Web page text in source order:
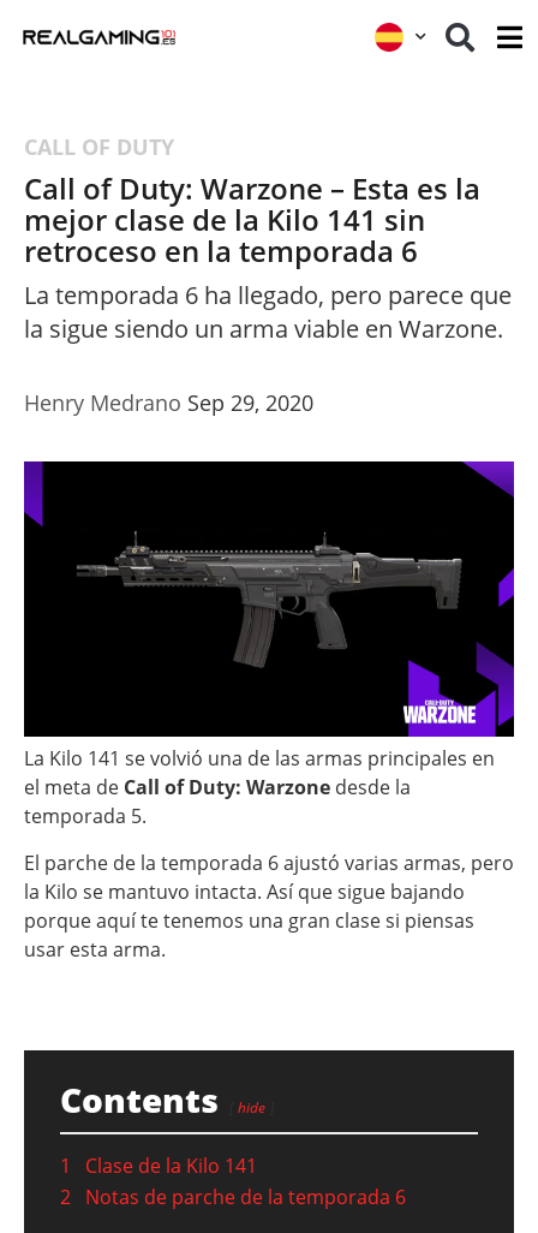
CALL OF DUTY
Call of Duty: Warzone – Esta es la
mejor clase de la Kilo 141 sin
retroceso en la temporada 6
La temporada 6 ha llegado, pero parece que
la sigue siendo un arma viable en Warzone.
Henry Medrano Sep 29, 2020
La Kilo 141 se volvió una de las armas principales en
el meta de Call of Duty: Warzone desde la
temporada 5.
El parche de la temporada 6 ajustó varias armas, pero
la Kilo se mantuvo intacta. Así que sigue bajando
porque aquí te tenemos una gran clase si piensas
usar esta arma.
Contents hide
1
Clase de la Kilo 141
2 Notas de parche de la temporada 6